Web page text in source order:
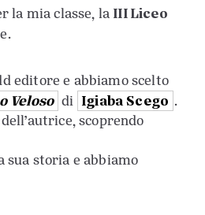
la mia classe, la III Liceo
editore e abbiamo scelto
Veloso di Igiaba Scego .
scoprendo
storia e abbiamo